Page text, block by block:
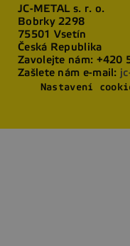
JC-METAL s. r. o.
Bobrky 2298
75501 Vsetín
Česká Republika
Zavolejte nám: +420
Zašlete nám e-mail:
Nastavení